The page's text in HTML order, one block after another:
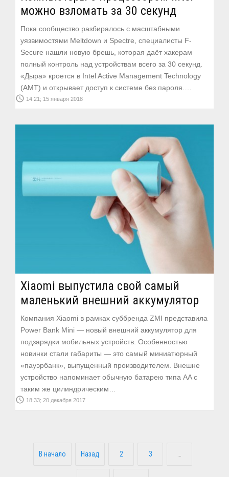
можно взломать за 30 секунд
Пока сообщество разбиралось с масштабными
уязвимостями Meltdown и Spectre, специалисты F-
Secure нашли новую брешь, которая даёт хакерам
полный контроль над устройствам всего за 30 секунд.
«Дыра» кроется в Intel Active Management Technology
(AMT) и открывает доступ к системе без пароля.…
access_time 14:21; 15 января 2018
Xiaomi выпустила свой самый
маленький внешний аккумулятор
Компания Xiaomi в рамках суббренда ZMI представила
Power Bank Mini — новый внешний аккумулятор для
подзарядки мобильных устройств. Особенностью
новинки стали габариты — это самый миниатюрный
«пауэрбанк», выпущенный производителем. Внешне
устройство напоминает обычную батарею типа AA с
таким же цилиндрическим…
access_time 18:33; 20 декабря 2017
В начало Назад 2 3